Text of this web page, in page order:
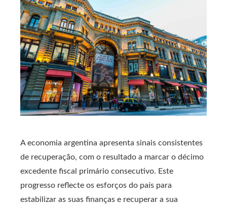
A economia argentina apresenta sinais consistentes
de recuperação, com o resultado a marcar o décimo
excedente fiscal primário consecutivo. Este
progresso reflecte os esforços do país para
estabilizar as suas finanças e recuperar a sua